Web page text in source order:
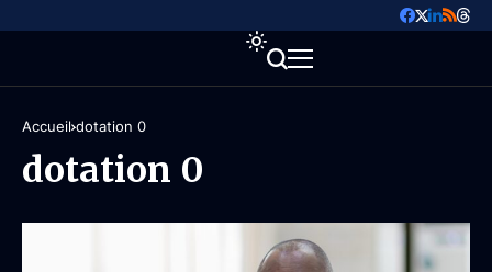
Accueil dotation 0
dotation 0